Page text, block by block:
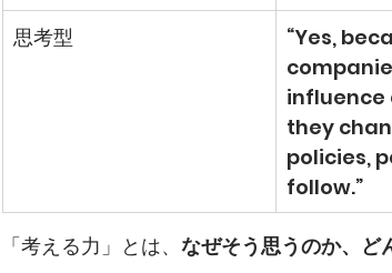
思考型
“Yes,
influence
they
policies,
follow.”
「考える力」とは、 なぜそう思うのか、ど